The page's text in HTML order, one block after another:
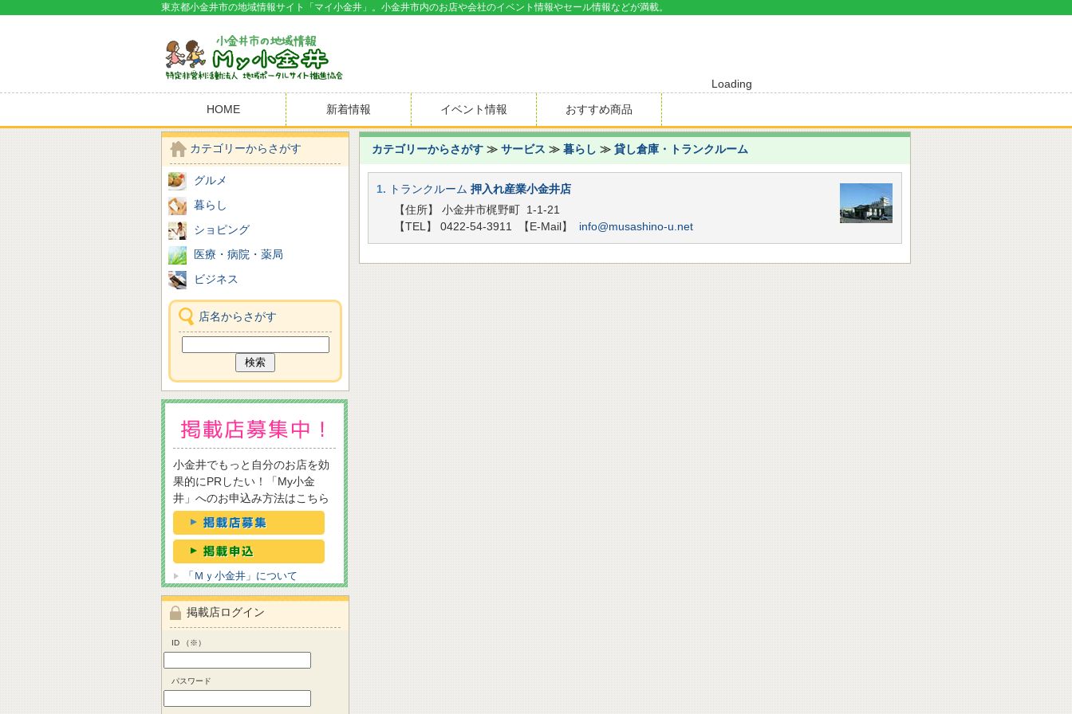
東京都小金井市の地域情報サイト「マイ小金井」。小金井市内のお店や会社のイベント情報やセール情報などが満載。
Loading
HOME
新着情報 イベント情報 おすすめ商品
カテゴリーからさがす ≫ サービス ≫ 暮らし ≫ 貸し倉庫・トランクルーム
1. トランクルーム 押入れ産業小金井店
【住所】 小金井市梶野町 1-1-21
【TEL】 0422-54-3911
【E-Mail】 info@musashino-u.net
カテゴリーからさがす
グルメ
暮らし
ショピング
医療・病院・薬局
ビジネス
店名からさがす
小金井でもっと自分のお店を効
果的にPRしたい！「My小金
井」へのお申込み方法はこちら
「Ｍｙ小金井」について
掲載店ログイン
ID （※）
パスワード